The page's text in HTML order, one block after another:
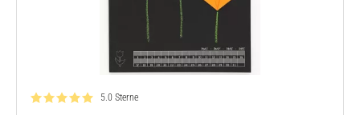
Bewertung: 5.0 von 5
5.0 Sterne